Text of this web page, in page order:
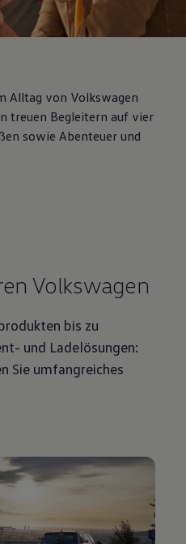
Alltag von Volkswagen
treuen Begleitern auf vier
sowie Abenteuer und
Volkswagen
bis zu
und Ladelösungen:
Sie umfangreiches